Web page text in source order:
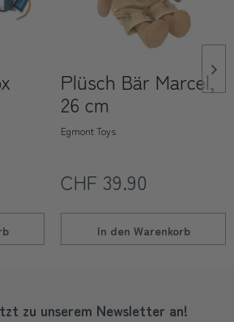
Plüsch Bär Marcel,
26 cm
Egmont Toys
CHF 39.90
In den Warenkorb
zu unserem Newsletter an!